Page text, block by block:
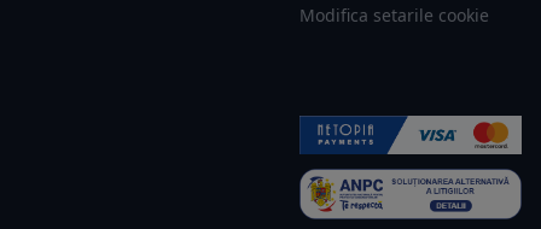
Modifica setarile cookie